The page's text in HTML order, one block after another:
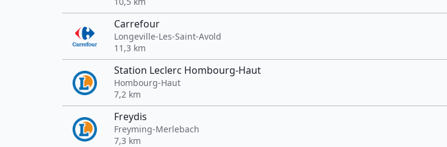
Carrefour
Longeville-Les-Saint-Avold
11,3 km
Station Leclerc Hombourg-Haut
Hombourg-Haut
7,2 km
Freydis
Freyming-Merlebach
7,3 km